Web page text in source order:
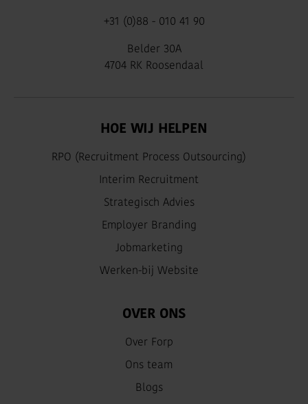
+31 (0)88 - 010 41 90
Belder 30A
4704 RK Roosendaal
HOE WIJ HELPEN
RPO (Recruitment Process Outsourcing)
Interim Recruitment
Strategisch Advies
Employer Branding
Jobmarketing
Werken-bij Website
OVER ONS
Over Forp
Ons team
Blogs